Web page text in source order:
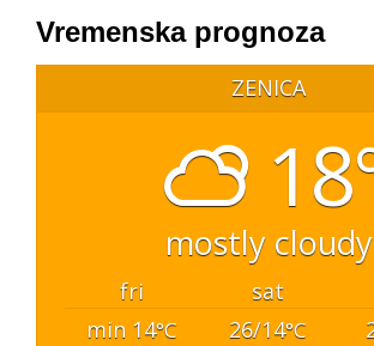
Vremenska prognoza
ZENICA
mostly cloudy
fri sat
min 14°C 26/14°C